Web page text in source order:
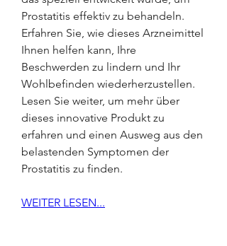
Prostatitis effektiv zu behandeln.
Erfahren Sie, wie dieses Arzneimittel
Ihnen helfen kann, Ihre
Beschwerden zu lindern und Ihr
Wohlbefinden wiederherzustellen.
Lesen Sie weiter, um mehr über
dieses innovative Produkt zu
erfahren und einen Ausweg aus den
belastenden Symptomen der
Prostatitis zu finden.
WEITER LESEN...